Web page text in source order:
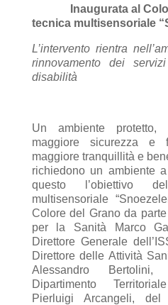
Inaugurata al Colore
tecnica multisensoriale
L’intervento rientra
rinnovamento dei
disabilità
Un ambiente protetto,
maggiore sicurezza e
maggiore tranquillità e
richiedono un ambiente
questo l’obiettivo
multisensoriale
Colore del Grano da
per la Sanità Marco
Direttore Generale
Direttore delle Attività
Alessandro
Dipartimento
Pierluigi Arcangeli,